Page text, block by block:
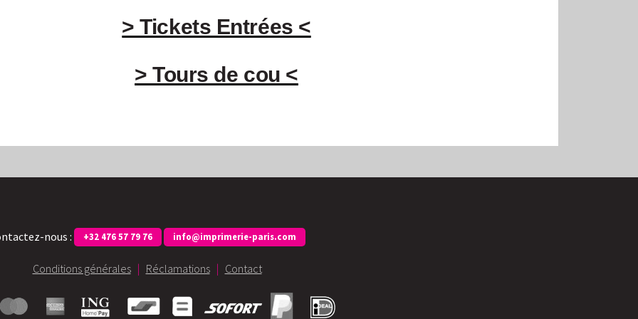
> Tickets Entrées <
> Tours de cou <
nous : +32 476 57 79 76 info@imprimerie-paris.com
Conditions générales | Réclamations | Contact